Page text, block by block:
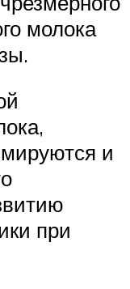
молока
и
при